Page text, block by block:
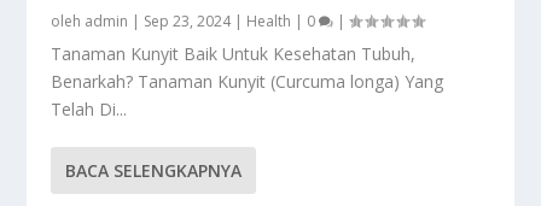
oleh admin | Sep 23, 2024| Health | 0 |
Tanaman Kunyit Baik Untuk Kesehatan Tubuh,
Benarkah? Tanaman Kunyit (Curcuma longa) Yang
Telah Di...
BACA SELENGKAPNYA